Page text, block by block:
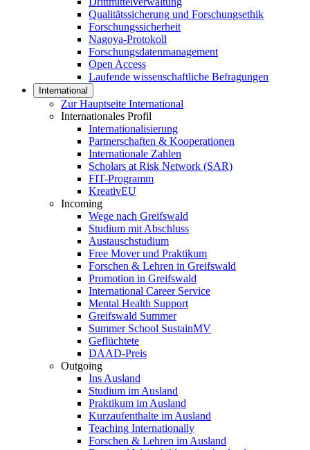
Qualitätssicherung und Forschungsethik
Forschungssicherheit
Nagoya-Protokoll
Forschungsdatenmanagement
Open Access
Laufende wissenschaftliche Befragungen
International
Zur Hauptseite International
Internationales Profil
Internationalisierung
Partnerschaften & Kooperationen
Internationale Zahlen
Scholars at Risk Network (SAR)
FIT-Programm
KreativEU
Incoming
Wege nach Greifswald
Studium mit Abschluss
Austauschstudium
Free Mover und Praktikum
Forschen & Lehren in Greifswald
Promotion in Greifswald
International Career Service
Mental Health Support
Greifswald Summer
Summer School SustainMV
Geflüchtete
DAAD-Preis
Outgoing
Ins Ausland
Studium im Ausland
Praktikum im Ausland
Kurzaufenthalte im Ausland
Teaching Internationally
Forschen & Lehren im Ausland